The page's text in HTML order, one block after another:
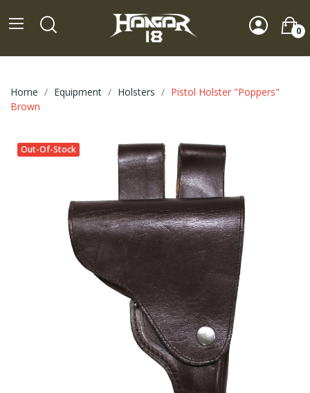
0
Home Equipment Holsters
Pistol Holster "Poppers"
Brown
Out-Of-Stock